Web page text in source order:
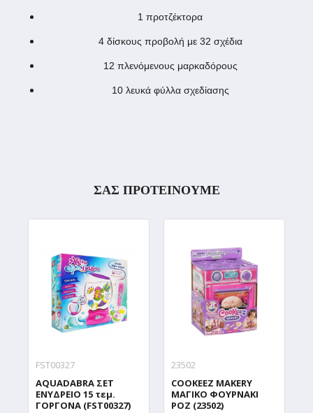
1 προτζέκτορα
4 δίσκους προβολή με 32 σχέδια
12 πλενόμενους μαρκαδόρους
10 λευκά φύλλα σχεδίασης
ΣΑΣ ΠΡΟΤΕΙΝΟΥΜΕ
FST00327
AQUADABRA ΣΕΤ
ΕΝΥΔΡΕΙΟ 15 τεμ.
ΓΟΡΓΟΝΑ (FST00327)
23502
COOKEEZ MAKERY
ΜΑΓΙΚΟ ΦΟΥΡΝΑΚΙ
ΡΟΖ (23502)